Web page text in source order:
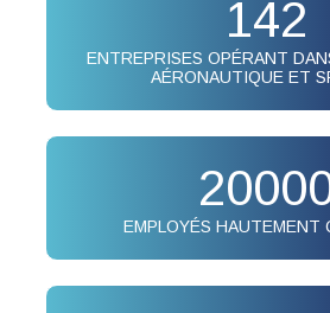
142
ENTREPRISES OPÉRANT
AÉRONAUTIQUE ET
EMPLOYÉS HAUTEMENT